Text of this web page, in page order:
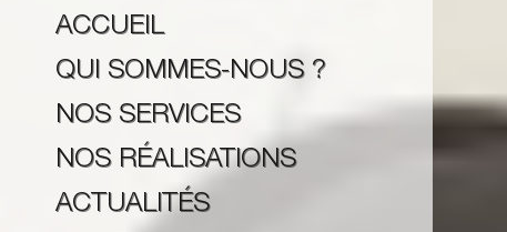
ACCUEIL
QUI SOMMES-NOUS ?
NOS SERVICES
NOS RÉALISATIONS
ACTUALITÉS